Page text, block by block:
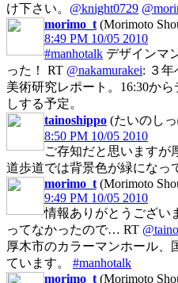
け下さい。 @knight0729
morimo_t (Morimoto
8:49 PM 10/05 2010
#manhotalk デザインマ
った！ RT @nakamurakei: ３年
美術研究レポート。16:30か
しする予定。
tainoshippo (たいのし
8:50 PM 10/05 2010
ご存知だと思いますが
道歩道では背景色が緑になっ
morimo_t (Morimoto
9:49 PM 10/05 2010
情報ありがとうござい
ってなかったので… RT
厚木市のカラーマンホール、
ています。 #manhotalk
morimo_t (Morimoto